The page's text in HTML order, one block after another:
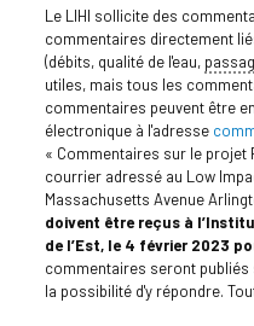
Le LIHI sollicite des
commentaires directement
(débits, qualité de l'eau,
utiles, mais tous les
commentaires peuvent être
électronique à l'adresse
« Commentaires sur le projet
courrier adressé au Low
Massachusetts Avenue
doivent être reçus à
de l’Est, le 4 février 2023
commentaires seront publiés
la possibilité d'y répondre.